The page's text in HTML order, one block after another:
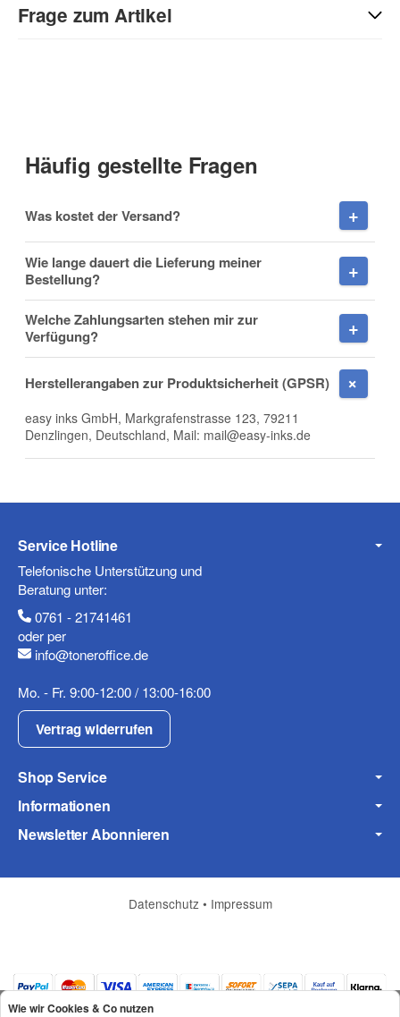
Sie Anderen bei der Kaufentscheidung:
Frage zum Artikel
Nachname
Firma
Telefon
Mobiltelefon
Fax
Häufig gestellte Fragen
Was kostet der Versand?
Wie lange dauert die Lieferung meiner
Bestellung?
Welche Zahlungsarten stehen mir zur
Verfügung?
Herstellerangaben zur Produktsicherheit (GPSR)
easy inks GmbH, Markgrafenstrasse 123, 79211
Denzlingen, Deutschland, Mail: mail@easy-inks.de
Service Hotline
Telefonische Unterstützung und
Beratung unter:
0761 - 21741461
oder per
info@toneroffice.de
Mo. - Fr. 9:00-12:00 / 13:00-16:00
Vertrag widerrufen
Shop Service
Informationen
Newsletter Abonnieren
Datenschutz • Impressum
Wie wir Cookies & Co nutzen